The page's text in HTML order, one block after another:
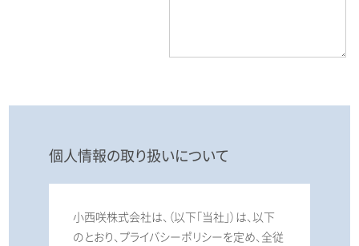
個人情報の取り扱いについて
小西咲株式会社は、（以下「当社」）は、以下
のとおり、プライバシーポリシーを定め、全従